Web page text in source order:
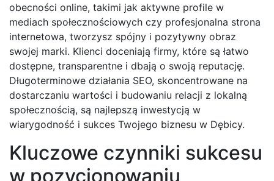
obecności online, takimi jak aktywne profile w
mediach społecznościowych czy profesjonalna strona
internetowa, tworzysz spójny i pozytywny obraz
swojej marki. Klienci doceniają firmy, które są łatwo
dostępne, transparentne i dbają o swoją reputację.
Długoterminowe działania SEO, skoncentrowane na
dostarczaniu wartości i budowaniu relacji z lokalną
społecznością, są najlepszą inwestycją w
wiarygodność i sukces Twojego biznesu w Dębicy.
Kluczowe czynniki sukcesu
w pozycjonowaniu